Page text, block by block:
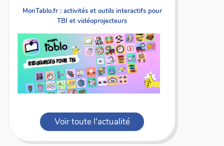
MonTablo.fr : activités et outils interactifs pour
TBI et vidéoprojecteurs
Voir toute l'actualité